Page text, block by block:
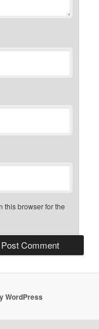
this browser for the
WordPress